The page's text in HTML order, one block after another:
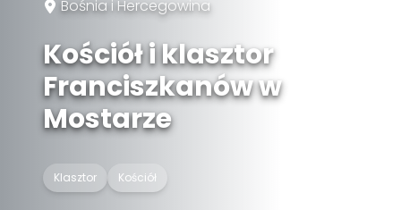
Bośnia i Hercegowina
Kościół i klasztor
Franciszkanów w
Mostarze
Klasztor Kościół